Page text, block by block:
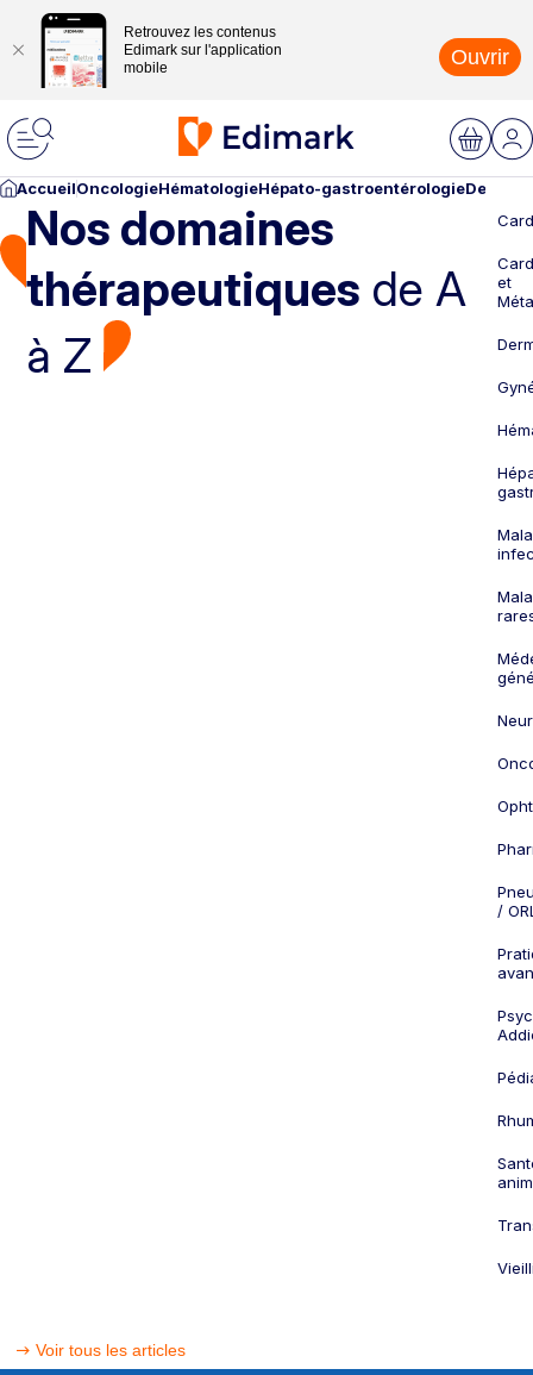
Retrouvez les contenus
Edimark sur l'application
mobile
Ouvrir
AccueilOncologieHématologieHépato-gastroentérologie
Nos domaines
thérapeutiques de A
à Z
et
/
Voir tous les articles